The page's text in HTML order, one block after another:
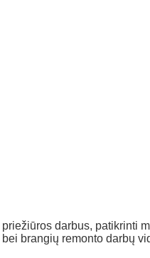
darbus, patikrinti
brangių remonto darbų